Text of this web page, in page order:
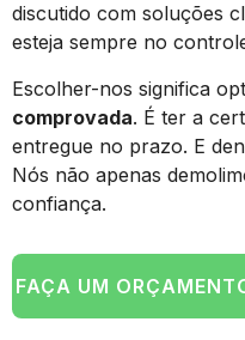
discutido com soluções
esteja sempre no
Escolher-nos significa
comprovada. É ter a
entregue no prazo. E
Nós não apenas
confiança.
FAÇA UM